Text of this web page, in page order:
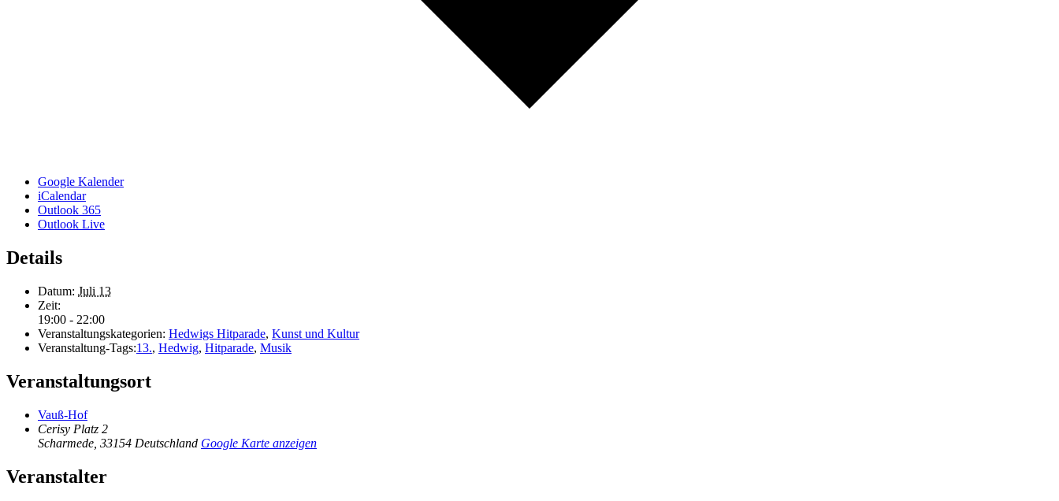
Google Kalender
iCalendar
Outlook 365
Outlook Live
Details
Datum: Juli 13
Zeit:
19:00 - 22:00
Veranstaltungskategorien: Hedwigs Hitparade, Kunst und Kultur
Veranstaltung-Tags:13., Hedwig, Hitparade, Musik
Veranstaltungsort
Vauß-Hof
Cerisy Platz 2
Scharmede 33154 Deutschland Google Karte anzeigen
Veranstalter